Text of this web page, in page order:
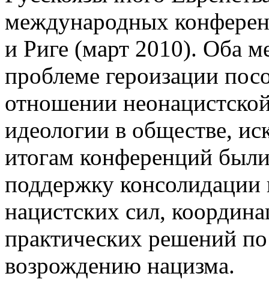
международных
и Риге (март 2010). Оба
проблеме героизации
отношении
идеологии в обществе,
итогам конференций
поддержку
нацистских сил,
практических решений
возрождению нацизма.